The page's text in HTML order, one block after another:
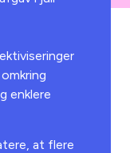
enklere
at flere